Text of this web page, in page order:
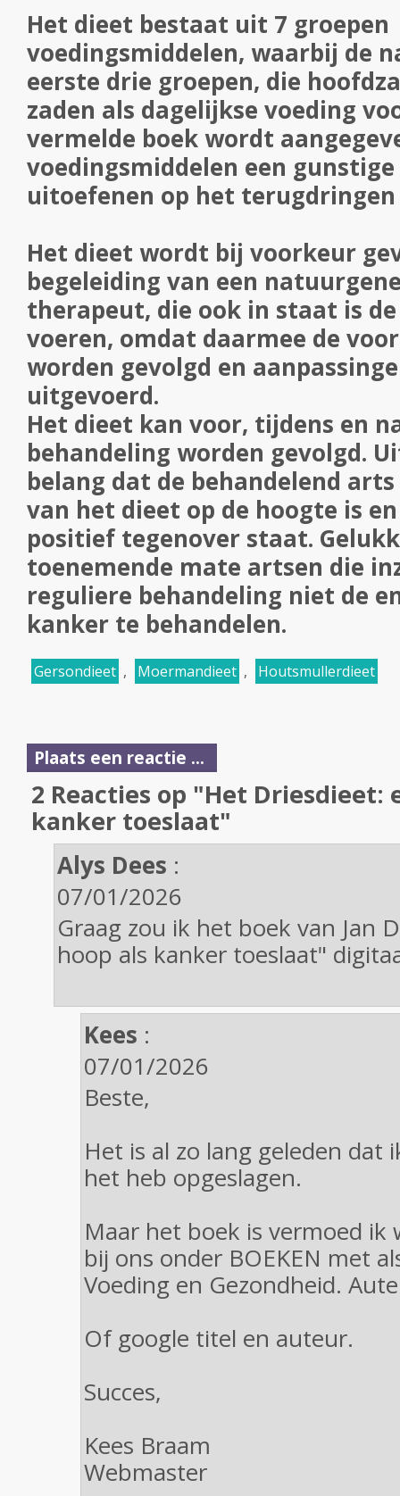
Het dieet bestaat uit 7 groepen
voedingsmiddelen, waarbij de
eerste drie groepen, die
zaden als dagelijkse voeding
vermelde boek wordt
voedingsmiddelen een
uitoefenen op het
Het dieet wordt bij voorkeur
begeleiding van een
therapeut, die ook in staat is
voeren, omdat daarmee de
worden gevolgd en
uitgevoerd.
Het dieet kan voor, tijdens en
behandeling worden gevolgd.
belang dat de behandelend
van het dieet op de hoogte is
positief tegenover staat.
toenemende mate artsen die
reguliere behandeling niet de
kanker te behandelen.
Gersondieet , Moermandieet , Houtsmullerdieet
Plaats een reactie ...
2 Reacties op "Het Driesdieet:
kanker toeslaat"
Alys Dees :
07/01/2026
Graag zou ik het boek van Jan
hoop als kanker toeslaat"
Kees :
07/01/2026
Beste,
Het is al zo lang geleden dat
het heb opgeslagen.
Maar het boek is vermoed ik
bij ons onder BOEKEN met
Voeding en Gezondheid.
Of google titel en auteur.
Succes,
Kees Braam
Webmaster